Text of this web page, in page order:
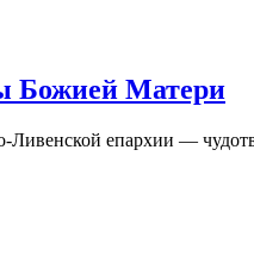
Божией Матери
Ливенской епархии —